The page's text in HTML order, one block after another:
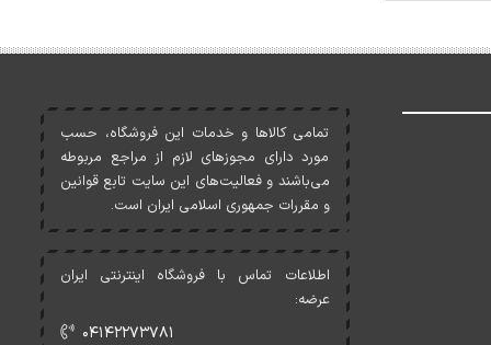
تمامی کالاها و خدمات اين فروشگاه، حسب
مورد دارای مجوزهای لازم از مراجع مربوطه
می‌باشند و فعاليت‌های اين سايت تابع قوانين
و مقررات جمهوری اسلامی ايران است.
اطلاعات تماس با فروشگاه اینترنتی ایران
عرضه:
۰۴۱۴۲۲۷۳۷۸۱